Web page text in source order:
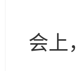
会上